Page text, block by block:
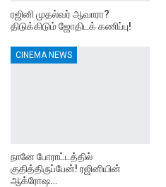
ரஜினி முதல்வர் ஆவாரா?
திடுக்கிடும் ஜோதிடக் கணிப்பு!
CINEMA NEWS
நானே போராட்டத்தில்
குதித்திருப்பேன்! ரஜினியின்
ஆக்ரோஷ…